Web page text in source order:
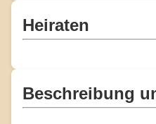
Heiraten
Beschreibung